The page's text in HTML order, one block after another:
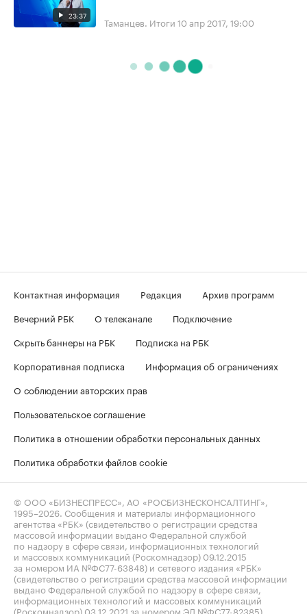
23:37 Таманцев. Итоги 10 апр 2017, 19:00
Контактная информация Редакция
Архив программ
Вечерний РБК
О телеканале
Подключение
Скрыть баннеры на РБК
Подписка на РБК
Корпоративная подписка
Информация об ограничениях
О соблюдении авторских прав
Пользовательское соглашение
Политика в отношении обработки персональных данных
Политика обработки файлов cookie
© ООО «БИЗНЕСПРЕСС», АО «РОСБИЗНЕСКОНСАЛТИНГ»,
1995–2026 . Сообщения и материалы информационного
агентства «РБК» (свидетельство о регистрации средства
массовой информации выдано Федеральной службой
по надзору в сфере связи, информационных технологий
и массовых коммуникаций (Роскомнадзор) 09.12.2015
за номером ИА №ФС77-63848) и сетевого издания «РБК»
(свидетельство о регистрации средства массовой информации
выдано Федеральной службой по надзору в сфере связи,
информационных технологий и массовых коммуникаций
(Роскомнадзор) 03.12.2021 за номером ЭЛ №ФС77-82385)